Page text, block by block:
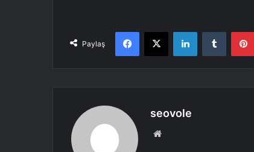
Paylaş
Facebook
X LinkedInTumblr
seovole